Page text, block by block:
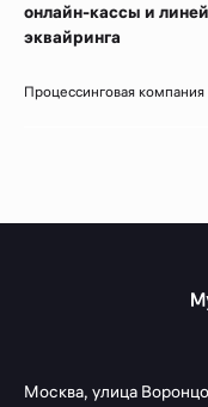
онлайн-кассы и
эквайринга
Процессинговая
Москва, улица